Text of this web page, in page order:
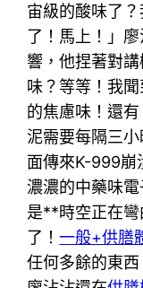
宙級的酸味了
了！馬上！」
響，他捏著對
味？等等！我
的焦慮味！還
泥需要每隔三
面傳來K-999崩
濃濃的中藥味
是**時空正在
了！一般+供膳
任何多餘的東